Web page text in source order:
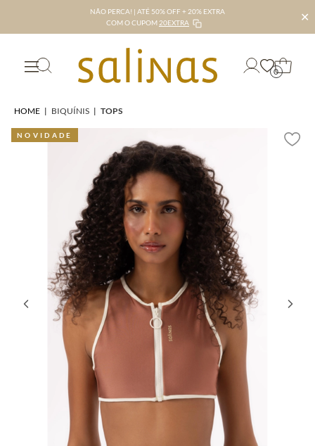
NÃO PERCA! | ATÉ 50% OFF + 20% EXTRA
COM O CUPOM 20EXTRA ✕
0
HOME | BIQUÍNIS | TOPS
NOVIDADE